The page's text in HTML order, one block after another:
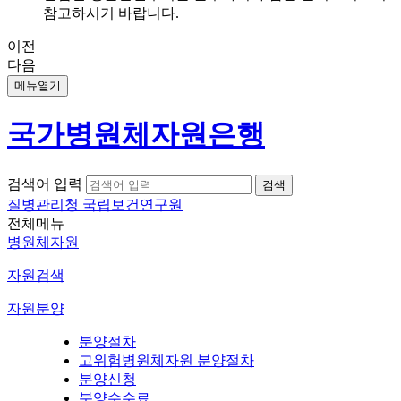
참고하시기 바랍니다.
이전
다음
메뉴열기
국가병원체자원은행
검색어 입력
질병관리청 국립보건연구원
전체메뉴
병원체자원
자원검색
자원분양
분양절차
고위험병원체자원 분양절차
분양신청
분양수수료